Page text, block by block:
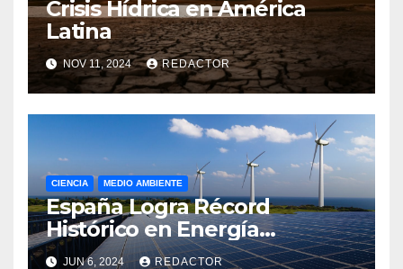
Crisis Hídrica en América
Latina
NOV 11, 2024 REDACTOR
CIENCIA MEDIO AMBIENTE
España Logra Récord
Histórico en Energía
Renovable
JUN 6, 2024 REDACTOR